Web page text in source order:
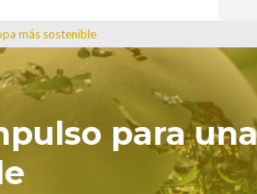
más sostenible
para